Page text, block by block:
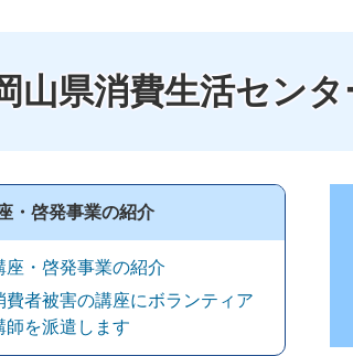
山県消費生活センタ
・啓発事業の紹介
座・啓発事業の紹介
費者被害の講座にボランティア
師を派遣します